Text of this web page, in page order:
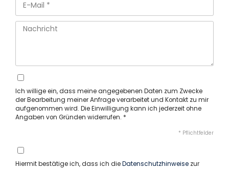
Ich willige ein, dass meine angegebenen Daten zum Zwecke
der Bearbeitung meiner Anfrage verarbeitet und Kontakt zu mir
aufgenommen wird. Die Einwilligung kann ich jederzeit ohne
Angaben von Gründen widerrufen. *
* Pflichtfelder
Hiermit bestätige ich, dass ich dieDatenschutzhinweise zur